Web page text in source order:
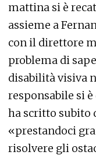
mattina si è
assieme a
con il direttore
problema di
disabilità visiva
responsabile si
ha scritto subito
«prestandoci
risolvere gli